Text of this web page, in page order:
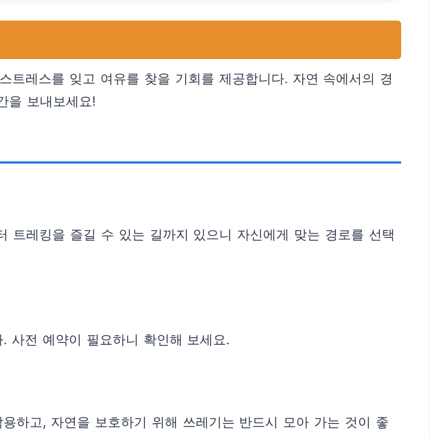
트레스를 잊고 여유를 찾을 기회를 제공합니다. 자연 속에서의 경
을 보내보세요!
트레킹을 즐길 수 있는 길까지 있으니 자신에게 맞는 경로를 선택
사전 예약이 필요하니 확인해 보세요.
하고, 자연을 보호하기 위해 쓰레기는 반드시 모아 가는 것이 좋